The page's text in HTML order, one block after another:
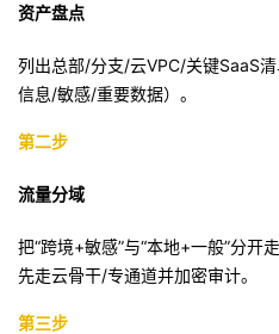
资产盘点
列出总部/分支/云VPC/关键SaaS
信息/敏感/重要数据）。
第二步
流量分域
把“跨境+敏感”与“本地+一般”分开
先走云骨干/专通道并加密审计。
第三步